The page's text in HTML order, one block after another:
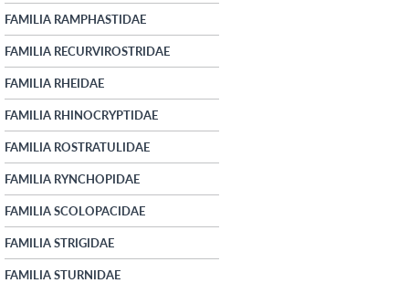
FAMILIA RAMPHASTIDAE
FAMILIA RECURVIROSTRIDAE
FAMILIA RHEIDAE
FAMILIA RHINOCRYPTIDAE
FAMILIA ROSTRATULIDAE
FAMILIA RYNCHOPIDAE
FAMILIA SCOLOPACIDAE
FAMILIA STRIGIDAE
FAMILIA STURNIDAE